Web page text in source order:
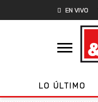
EN VIVO
LO ÚLTIMO